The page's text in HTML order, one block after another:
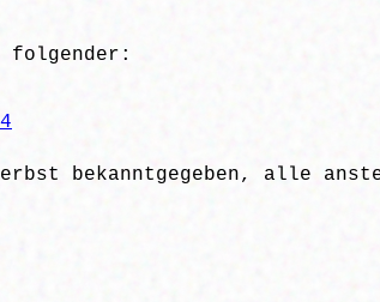
folgender:
bekanntgegeben, alle